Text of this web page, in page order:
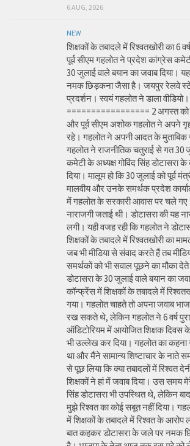
6 AUG, 2026
NEW
शिक्षकों के तबादले में रिश्वतखोरी का 6
पूर्व सीएम गहलोत ने प्रदेश कांग्रेस
30 जुलाई वाले बयान का जवाब दिया।
नमक छिड़कना जैसा है। जयपुर रेलवे
प्रदर्शन। स्वयं गहलोत ने डाला वीडियो।
================= 2 अगस्त को
और पूर्व सीएम अशोक गहलोत ने अपने
रहे। गहलोत ने अपनी आदत के मुताबिक
गहलोत ने राजनीतिक चतुराई से गत
कमेटी के अध्यक्ष गोविंद सिंह डोटासरा के
दिया। मालूम हो कि 30 जुलाई को पूर्व
मालवीय और उनके समर्थक प्रदेश
में गहलोत के सरकारी आवास पर चले गए
नाराजगी जताई थी। डोटासरा की यह
लगी। यही वजह रही कि गहलोत ने
शिक्षकों के तबादले में रिश्वतखोरी का
जब भी मीडिया से संवाद करते हैं तब
समर्थकों को भी सवाल पूछने का मौका
डोटासरा के 30 जुलाई वाले बयान का
कॉन्फ्रेंस में शिक्षकों के तबादले में
गया। गहलोत चाहते तो अपना जवाब
रख सकते थे, लेकिन गहलोत ने 6 वर्ष
ऑडिटोरियम में आयोजित शिक्षक दिवस
भी उल्लेख कर दिया। गहलोत का कहना
था और मैंने सामान्य शिष्टाचार के नाते
से पूछ लिया कि क्या तबादलों में रिश्वत
शिक्षकों ने हां में जवाब दिया। उस समय
सिंह डोटासरा भी उपस्थित थे, लेकिन
मुझे रिश्वत का कोई सबूत नहीं दिया।
में शिक्षकों के तबादले में रिश्वत के
बात कहकर डोटासरा के जले पर नमक